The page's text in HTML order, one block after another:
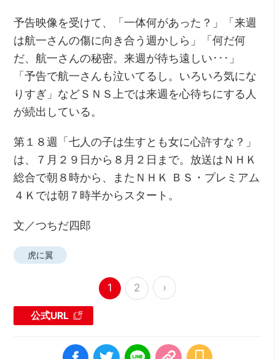
予告映像を受けて、「一体何があった？」「来週
は航一さんの傷に向き合う週かしら」「何だ何
だ、航一さんの秘密。来週が待ち遠しい･･･」
「予告で航一さんも泣いてるし。いろいろ気にな
りすぎ」などＳＮＳ上では来週を心待ちにする人
が続出している。
第１８週「七人の子は生すとも女に心許すな？」
は、７月２９日から８月２日まで。放送はＮＨＫ
総合で朝８時から、またＮＨＫ ＢＳ・プレミアム
４Ｋでは朝７時半からスタート。
文／つちだ四郎
虎に翼
1 2 ›
公式URL